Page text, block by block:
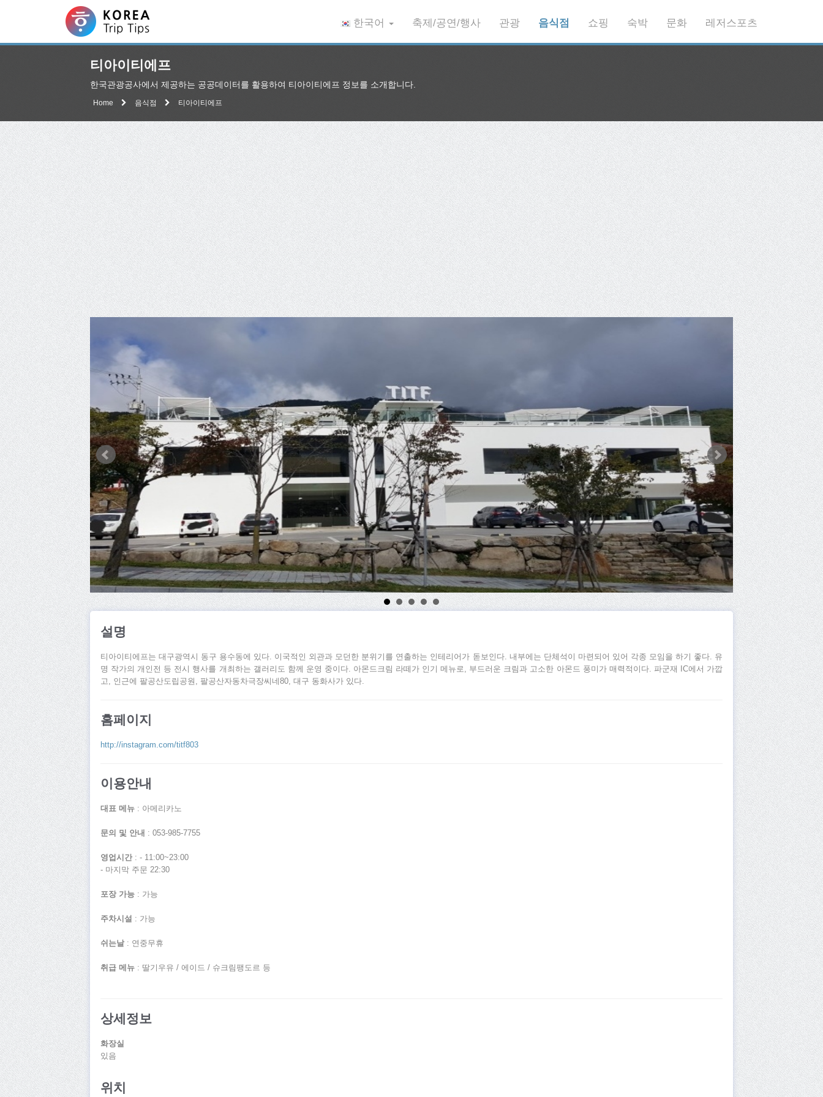
한국어 축제/공연/행사 관광 음식점 쇼핑 숙박 문화 레저스포츠
티아이티에프
한국관광공사에서 제공하는 공공데이터를 활용하여 티아이티에프 정보를 소개합니다.
Home 음식점 티아이티에프
설명
티아이티에프는 대구광역시 동구 용수동에 있다. 이국적인 외관과 모던한 분위기를 연출하는 인테리어가 돋보인다. 내부에는 단체석이 마련되어 있어 각종 모임을 하기 좋다. 유
명 작가의 개인전 등 전시 행사를 개최하는 갤러리도 함께 운영 중이다. 아몬드크림 라떼가 인기 메뉴로, 부드러운 크림과 고소한 아몬드 풍미가 매력적이다. 파군재 IC에서 가깝
고, 인근에 팔공산도립공원, 팔공산자동차극장씨네80, 대구 동화사가 있다.
홈페이지
http://instagram.com/titf803
이용안내
대표 메뉴 : 아메리카노
문의 및 안내 : 053-985-7755
영업시간 : - 11:00~23:00
- 마지막 주문 22:30
포장 가능 : 가능
주차시설 : 가능
쉬는날 : 연중무휴
취급 메뉴 : 딸기우유 / 에이드 / 슈크림팽도르 등
상세정보
화장실
있음
위치